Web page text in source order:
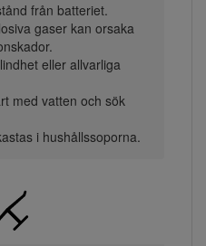
från batteriet.
gaser kan orsaka
eller allvarliga
med vatten och sök
i hushållssoporna.